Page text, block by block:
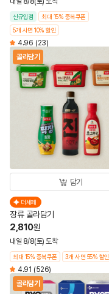
신규입점
최대 15% 중복쿠폰
5개 사면 10% 할인
4.96 (23)
골라담기
담기
더세페
장류 골라담기
2,810원
내일 8/8(토) 도착
최대 15% 중복쿠폰 3개 사면 55% 할인
4.91 (526)
골라담기